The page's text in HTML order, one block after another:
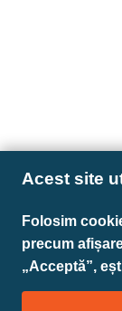
Acest site
Folosim
precum
„Acceptă”,